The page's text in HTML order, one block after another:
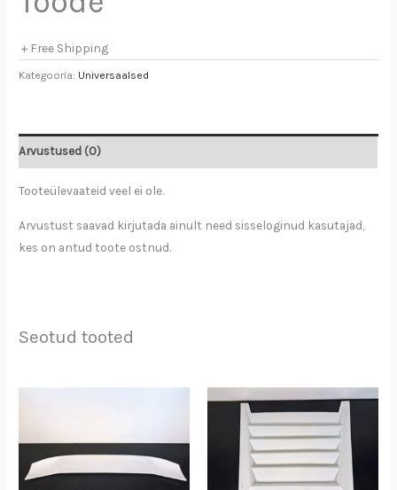
+ Free Shipping
Kategooria: Universaalsed
Arvustused (0)
Tooteülevaateid veel ei ole.
Arvustust saavad kirjutada ainult need sisseloginud kasutajad,
kes on antud toote ostnud.
Seotud tooted